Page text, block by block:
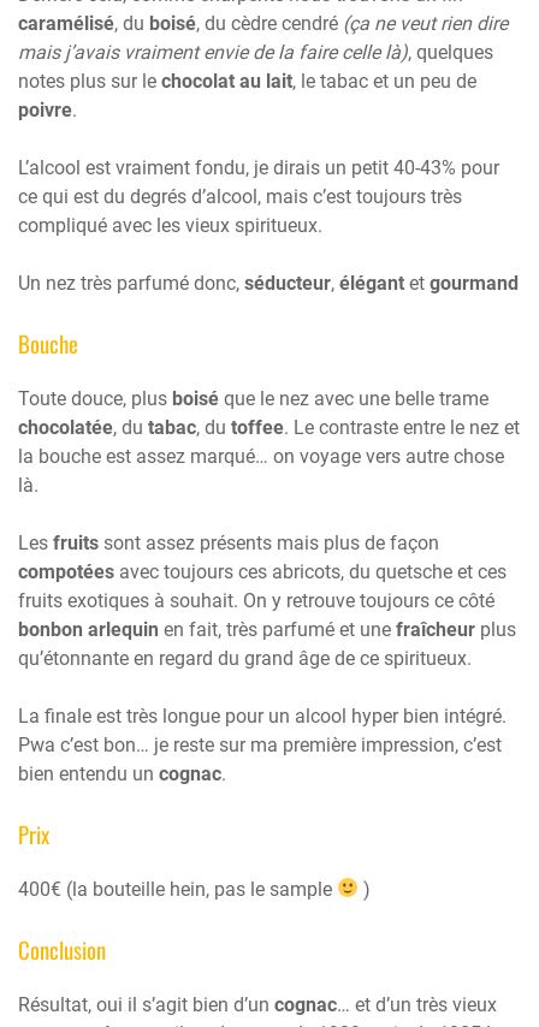
caramélisé, du boisé, du cèdre cendré (ça ne veut rien dire
mais j’avais vraiment envie de la faire celle là), quelques
notes plus sur le chocolat au lait, le tabac et un peu de
poivre.
L’alcool est vraiment fondu, je dirais un petit 40-43% pour
ce qui est du degrés d’alcool, mais c’est toujours très
compliqué avec les vieux spiritueux.
Un nez très parfumé donc, séducteur, élégant et gourmand
Bouche
Toute douce, plus boisé que le nez avec une belle trame
chocolatée, du tabac, du toffee. Le contraste entre le nez et
la bouche est assez marqué… on voyage vers autre chose
là.
Les fruits sont assez présents mais plus de façon
compotées avec toujours ces abricots, du quetsche et ces
fruits exotiques à souhait. On y retrouve toujours ce côté
bonbon arlequin en fait, très parfumé et une fraîcheur plus
qu’étonnante en regard du grand âge de ce spiritueux.
La finale est très longue pour un alcool hyper bien intégré.
Pwa c’est bon… je reste sur ma première impression, c’est
bien entendu un cognac.
Prix
400€ (la bouteille hein, pas le sample )
Conclusion
Résultat, oui il s’agit bien d’un cognac… et d’un très vieux